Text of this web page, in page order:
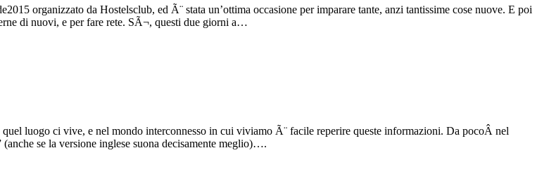
organizzato da Hostelsclub, ed Ã¨ stata un’ottima occasione per imparare tante, anzi tantissime cose nuove. E poi
di nuovi, e per fare rete. SÃ¬, questi due giorni a…
luogo ci vive, e nel mondo interconnesso in cui viviamo Ã¨ facile reperire queste informazioni. Da pocoÂ nel
se la versione inglese suona decisamente meglio)….